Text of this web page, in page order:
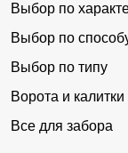
Выбор по
Выбор по
Выбор по типу
Ворота и калитки
Все для забора